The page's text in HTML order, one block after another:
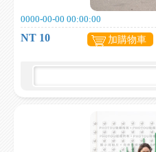
0000-00-00 00:00:00
NT 10 加購物車